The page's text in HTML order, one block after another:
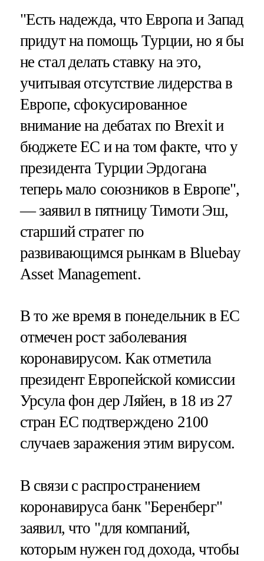
"Есть надежда, что Европа и Запад
придут на помощь Турции, но я бы
не стал делать ставку на это,
учитывая отсутствие лидерства в
Европе, сфокусированное
внимание на дебатах по Brexit и
бюджете ЕС и на том факте, что у
президента Турции Эрдогана
теперь мало союзников в Европе",
— заявил в пятницу Тимоти Эш,
старший стратег по
развивающимся рынкам в Bluebay
Asset Management.
В то же время в понедельник в ЕС
отмечен рост заболевания
коронавирусом. Как отметила
президент Европейской комиссии
Урсула фон дер Ляйен, в 18 из 27
стран ЕС подтверждено 2100
случаев заражения этим вирусом.
В связи с распространением
коронавируса банк "Беренберг"
заявил, что "для компаний,
которым нужен год дохода, чтобы